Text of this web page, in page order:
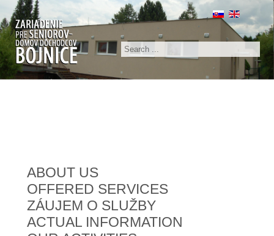
Search
ABOUT US
OFFERED SERVICES
ZÁUJEM O SLUŽBY
ACTUAL INFORMATION